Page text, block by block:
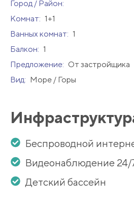
Город / Район:
Комнат: 1+1
Ванных комнат: 1
Балкон: 1
Предложение: От застройщика
Вид: Море / Горы
Беспроводной
Видеонаблюдение 24/
Детский бассейн